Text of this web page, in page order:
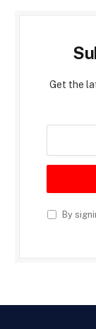
Get the
By